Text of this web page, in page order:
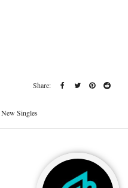
New Singles